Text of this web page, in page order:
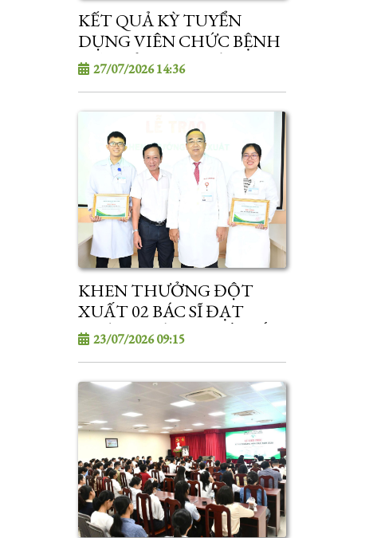
KẾT QUẢ KỲ TUYỂN
DỤNG VIÊN CHỨC BỆNH
VIỆN SẢN - NHI SÓC
TRĂNG NĂM 2026
27/07/2026 14:36
KHEN THƯỞNG ĐỘT
XUẤT 02 BÁC SĨ ĐẠT
THÀNH TÍCH XUẤT SẮC
TRONG KỲ TUYỂN SINH
23/07/2026 09:15